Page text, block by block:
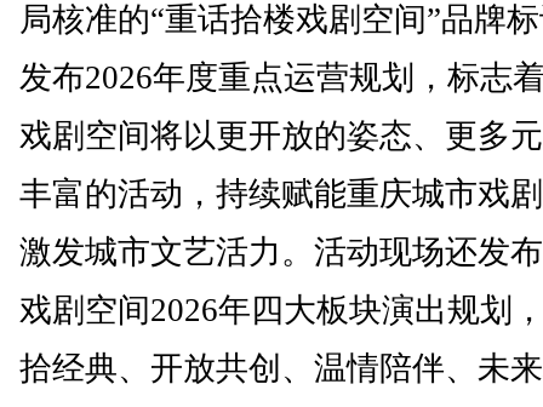
局核准的“重话拾楼戏剧空间”品牌
发布2026年度重点运营规划，标志
戏剧空间将以更开放的姿态、更多
丰富的活动，持续赋能重庆城市戏
激发城市文艺活力。活动现场还发
戏剧空间2026年四大板块演出规划
拾经典、开放共创、温情陪伴、未